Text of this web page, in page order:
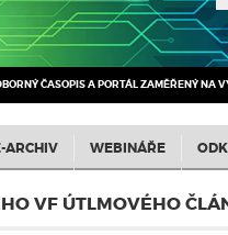
ČASOPIS A PORTÁL ZAMĚŘENÝ NA
ARCHIV WEBINÁŘE
VF ÚTLMOVÉHO